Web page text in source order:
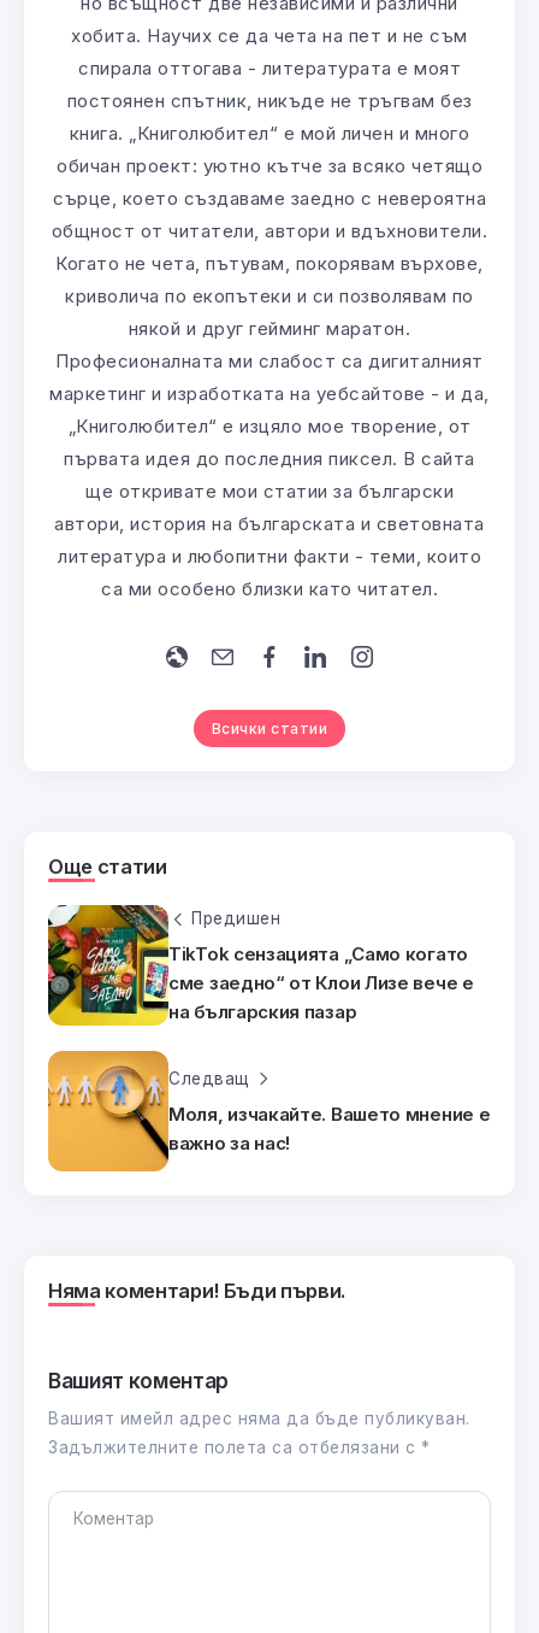
хобита. Научих се да чета на пет и не съм
спирала оттогава - литературата е моят
постоянен спътник, никъде не тръгвам без
книга. „Книголюбител“ е мой личен и много
обичан проект: уютно кътче за всяко четящо
сърце, което създаваме заедно с невероятна
общност от читатели, автори и вдъхновители.
Когато не чета, пътувам, покорявам върхове,
криволича по екопътеки и си позволявам по
някой и друг гейминг маратон.
Професионалната ми слабост са дигиталният
маркетинг и изработката на уебсайтове - и да,
„Книголюбител“ е изцяло мое творение, от
първата идея до последния пиксел. В сайта
ще откривате мои статии за български
автори, история на българската и световната
литература и любопитни факти - теми, които
са ми особено близки като читател.
Всички статии
Още статии
Предишен
TikTok сензацията „Само когато
сме заедно“ от Клои Лизе вече е
на българския пазар
Следващ
Моля, изчакайте. Вашето мнение е
важно за нас!
Няма коментари! Бъди първи.
Вашият коментар
Вашият имейл адрес няма да бъде публикуван.
Задължителните полета са отбелязани с *